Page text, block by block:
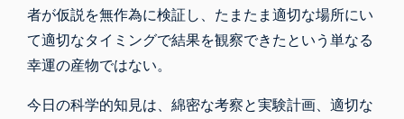
者が仮説を無作為に検証し、たまたま適切な場所にい
て適切なタイミングで結果を観察できたという単なる
幸運の産物ではない。
今日の科学的知見は、綿密な考察と実験計画、適切な